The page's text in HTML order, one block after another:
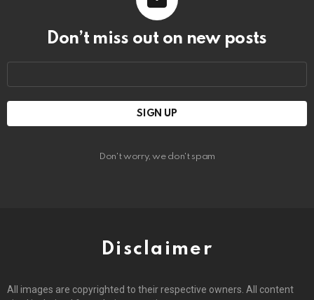
Don’t miss out on new posts
Don't worry, we don't spam
Disclaimer
All images are copyrighted to their respective owners. All content